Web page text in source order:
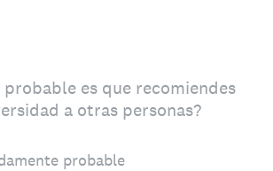
probable es que recomiendes
a otras personas?
probable